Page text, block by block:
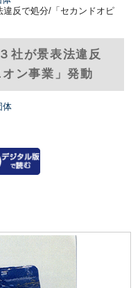
違反で処分/「セカンドオピ
社が景表法違反
ン事業」発動
体